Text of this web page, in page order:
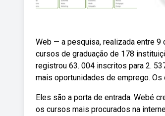
Web — a pesquisa, realizada entre
cursos de graduação de 178
registrou 63. 004 inscritos para 2.
mais oportunidades de emprego.
Eles são a porta de entrada. Webé
os cursos mais procurados na